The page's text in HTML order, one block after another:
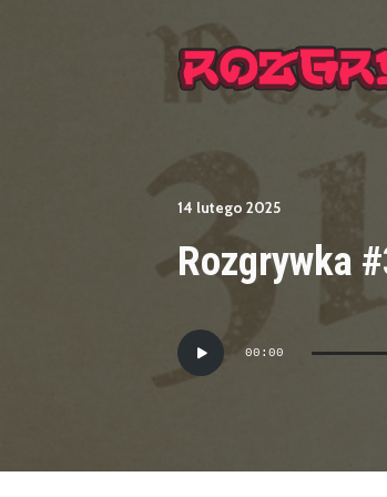
14 lutego 2025
Rozgrywka
Odtwarzacz
plików
00:00